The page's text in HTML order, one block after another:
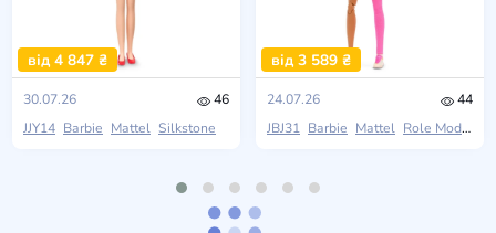
від 4 847 ₴
30.07.26
46
JJY14 Barbie Mattel Silkstone
від 3 589 ₴
24.07.26
44
JBJ31 Barbie Mattel Role Models